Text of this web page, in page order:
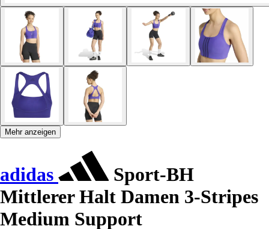
Mehr anzeigen
adidas
Sport-BH
Mittlerer Halt Damen 3-Stripes
Medium Support